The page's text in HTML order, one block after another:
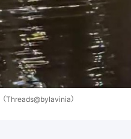
Threads@bylavinia）